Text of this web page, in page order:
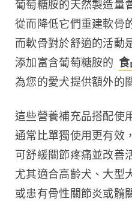
葡萄糖胺的天然製造量
從而降低它們重建軟骨
而軟骨對於舒適的活動
添加富含葡萄糖胺的 食
為您的愛犬提供額外的
這些營養補充品搭配使
通常比單獨使用更有效，
可舒緩關節疼痛並改善
尤其適合高齡犬、大型
或患有骨性關節炎或髖